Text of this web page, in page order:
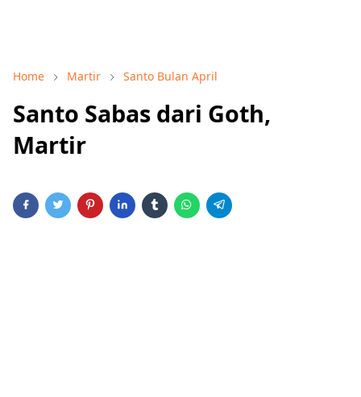
Home Martir Santo Bulan April
Santo Sabas dari Goth,
Martir